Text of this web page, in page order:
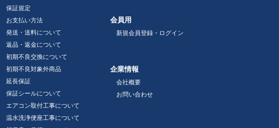
保証規定
お支払い方法
発送・送料について
返品・返金について
初期不良交換について
初期不良対象外商品
延長保証
保証シールについて
エアコン取付工事について
温水洗浄便座工事について
会員用
新規会員登録・ログイン
企業情報
会社概要
お問い合わせ